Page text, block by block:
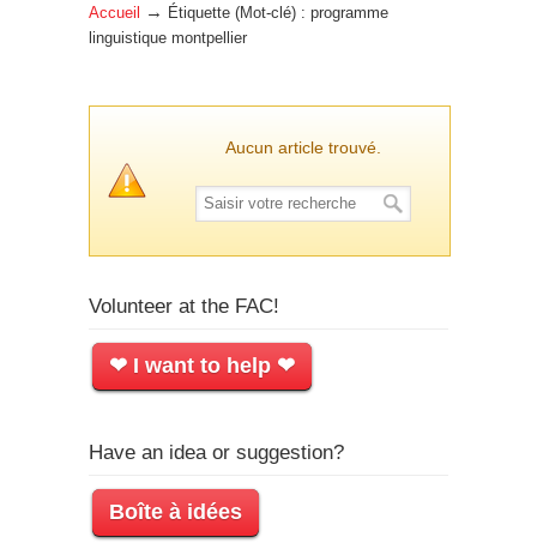
Accueil →
Étiquette (Mot-clé) : programme
linguistique montpellier
Aucun article trouvé.
Volunteer at the FAC!
❤ I want to help ❤
Have an idea or suggestion?
Boîte à idées